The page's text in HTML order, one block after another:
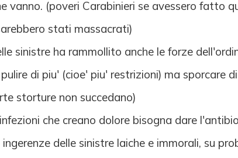
vanno. (poveri Carabinieri se avessero fatto
stati massacrati)
sinistre ha rammollito anche le forze
di piu' (cioe' piu' restrizioni) ma sporcare
storture non succedano)
che creano dolore bisogna dare
ingerenze delle sinistre laiche e immorali, su